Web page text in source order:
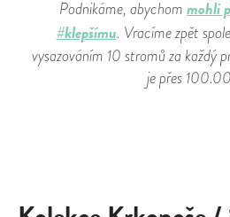
Podnikáme, abychom mohli
#klepšímu. Vracíme zpět
vysazováním 10 stromů za každý
je přes